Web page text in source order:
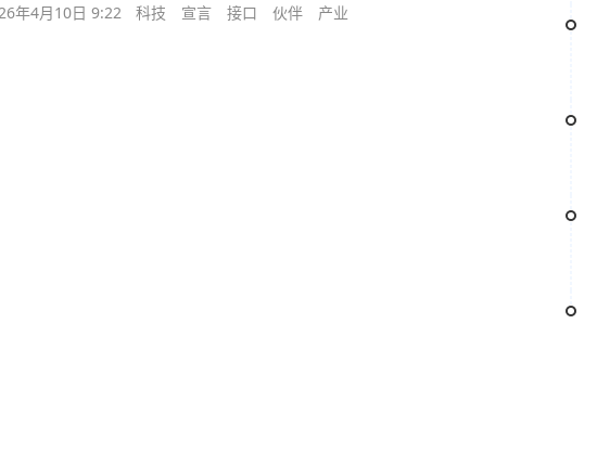
年4月10日 9:22 科技 宣言 接口 伙伴 产业